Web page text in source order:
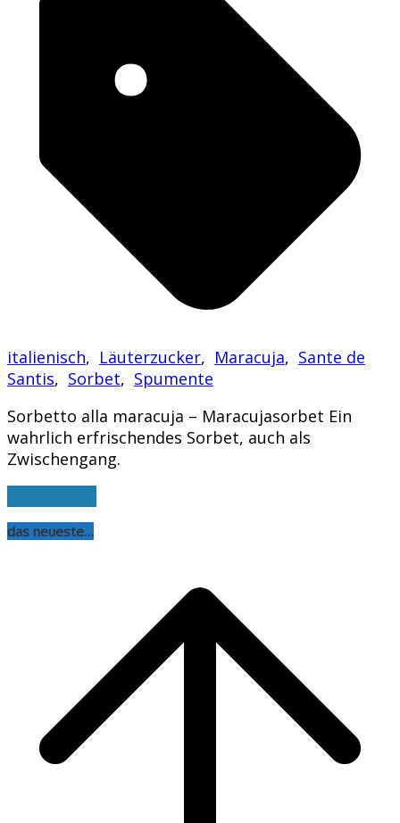
italienisch, Läuterzucker, Maracuja, Sante de
Santis, Sorbet, Spumente
Sorbetto alla maracuja – Maracujasorbet Ein
wahrlich erfrischendes Sorbet, auch als
Zwischengang.
das neueste…